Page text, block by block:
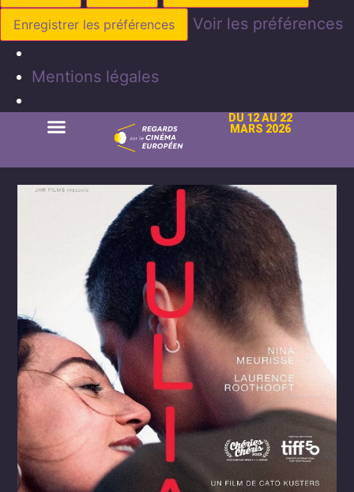
Enregistrer les préférences Voir les préférences
Mentions légales
DU 12 AU 22
MARS 2026